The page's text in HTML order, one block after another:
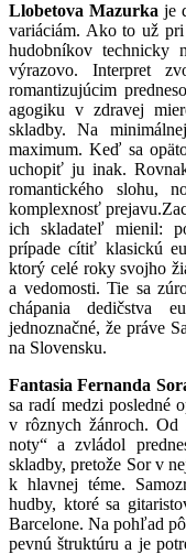
Llobetova Mazurka je
variáciám. Ako to už pri
hudobníkov technicky
výrazovo. Interpret
romantizujúcim
agogiku v zdravej
skladby. Na
maximum. Keď sa
uchopiť ju inak.
romantického slohu,
komplexnosť
ich skladateľ mienil:
prípade cítiť klasickú
ktorý celé roky svojho
a vedomosti. Tie sa
chápania dedičstva
jednoznačné, že práve
na Slovensku.
Fantasia Fernanda
sa radí medzi posledné
v rôznych žánroch. Od
noty“ a zvládol
skladby, pretože Sor v
k hlavnej téme.
hudby, ktoré sa
Barcelone. Na pohľad
pevnú štruktúru a je